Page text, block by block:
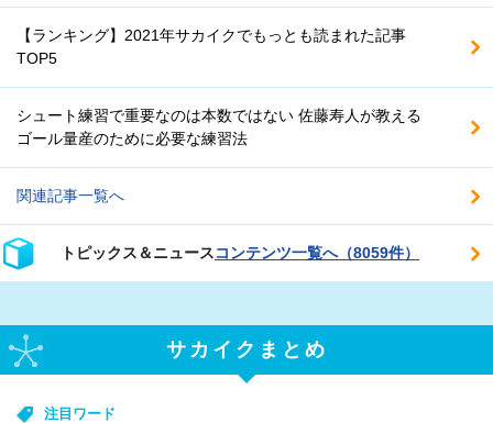
【ランキング】2021年サカイクでもっとも読まれた記事
TOP5
シュート練習で重要なのは本数ではない 佐藤寿人が教える
ゴール量産のために必要な練習法
関連記事一覧へ
トピックス＆ニュースコンテンツ一覧へ（8059件）
サカイクまとめ
注目ワード